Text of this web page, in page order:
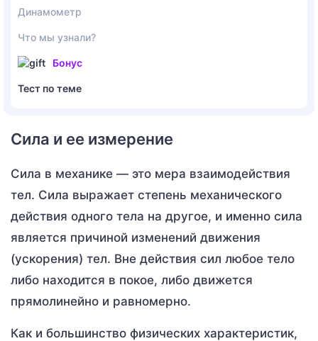
Динамометр
Что мы узнали?
Бонус
Тест по теме
Сила и ее измерение
Сила в механике — это мера взаимодействия
тел. Сила выражает степень механического
действия одного тела на другое, и именно сила
является причиной изменений движения
(ускорения) тел. Вне действия сил любое тело
либо находится в покое, либо движется
прямолинейно и равномерно.
Как и большинство физических характеристик,